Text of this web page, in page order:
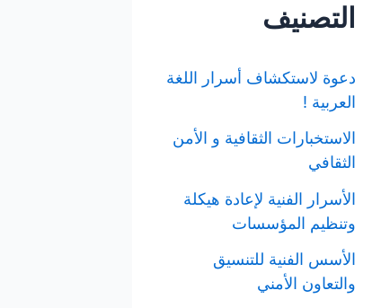
التصنيف
دعوة لاستكشاف أسرار اللغة
العربية !
الاستخبارات الثقافية و الأمن
الثقافي
الأسرار الفنية لإعادة هيكلة
وتنظيم المؤسسات
الأسس الفنية للتنسيق
والتعاون الأمني